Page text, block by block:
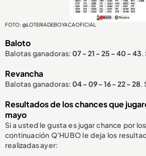
FOTO: @LOTERIADEBOYACAOFICIAL
Baloto
Balotas ganadoras: 07 - 21 - 25 - 40 - 43.
Revancha
Balotas ganadoras: 04 - 09 - 16 - 22 - 28.
Resultados de los chances que
mayo
Si a usted le gusta es jugar chance por
continuación Q’HUBO le deja los
realizadas ayer: